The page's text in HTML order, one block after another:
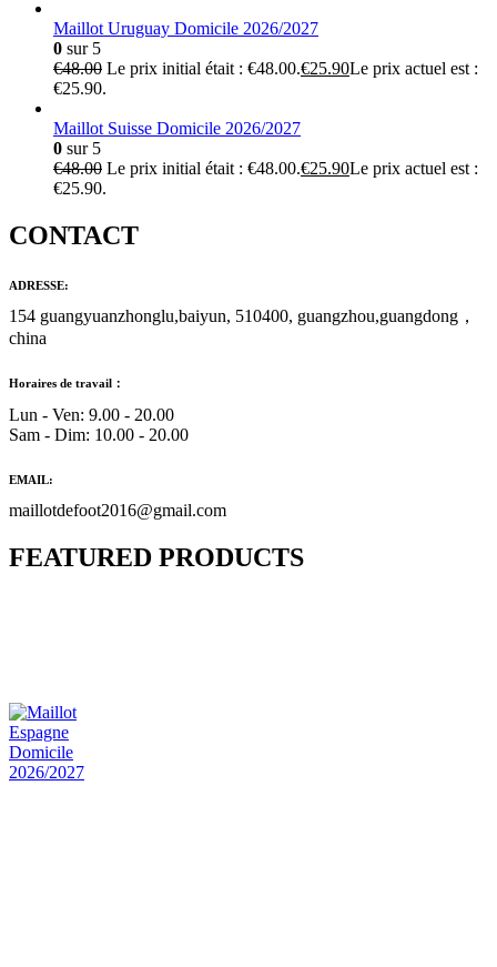
Maillot Uruguay Domicile 2026/2027
0 sur 5
€48.00 Le prix initial était : €48.00.€25.90Le prix actuel est :
€25.90.
Maillot Suisse Domicile 2026/2027
0 sur 5
€48.00 Le prix initial était : €48.00.€25.90Le prix actuel est :
€25.90.
CONTACT
ADRESSE:
154 guangyuanzhonglu,baiyun, 510400, guangzhou,guangdong，
china
Horaires de travail：
Lun - Ven: 9.00 - 20.00
Sam - Dim: 10.00 - 20.00
EMAIL:
maillotdefoot2016@gmail.com
FEATURED PRODUCTS